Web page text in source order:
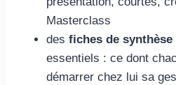
Masterclass
des fiches de synthèse
essentiels : ce dont
démarrer chez lui sa